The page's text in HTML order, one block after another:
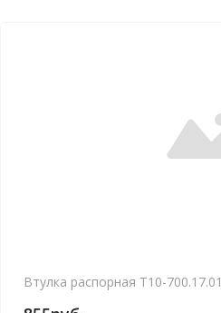
Втулка распорная Т10-